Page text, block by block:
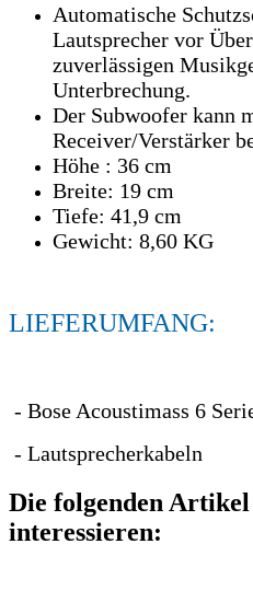
Automatische
Lautsprecher vor
zuverlässigen
Unterbrechung.
Der Subwoofer kann
Receiver/Verstärker
Höhe : 36 cm
Breite: 19 cm
Tiefe: 41,9 cm
Gewicht: 8,60 KG
LIEFERUMFANG:
- Bose Acoustimass 6
- Lautsprecherkabeln
Die folgenden
interessieren: